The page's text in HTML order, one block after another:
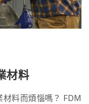
材料
料而煩惱嗎？ FDM